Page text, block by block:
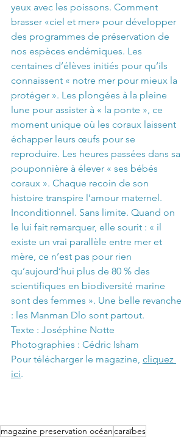
yeux avec les poissons. Comment
brasser «ciel et mer» pour développer
des programmes de préservation de
nos espèces endémiques. Les
centaines d’élèves initiés pour qu’ils
connaissent « notre mer pour mieux la
protéger ». Les plongées à la pleine
lune pour assister à « la ponte », ce
moment unique où les coraux laissent
échapper leurs œufs pour se
reproduire. Les heures passées dans sa
pouponnière à élever « ses bébés
coraux ». Chaque recoin de son
histoire transpire l’amour maternel.
Inconditionnel. Sans limite. Quand on
le lui fait remarquer, elle sourit : « il
existe un vrai parallèle entre mer et
mère, ce n’est pas pour rien
qu’aujourd’hui plus de 80 % des
scientifiques en biodiversité marine
sont des femmes ». Une belle revanche
: les Manman Dlo sont partout.
Texte : Joséphine Notte
Photographies : Cédric Isham
Pour télécharger le magazine, cliquez
ici.
magazine preservation océancaraïbes